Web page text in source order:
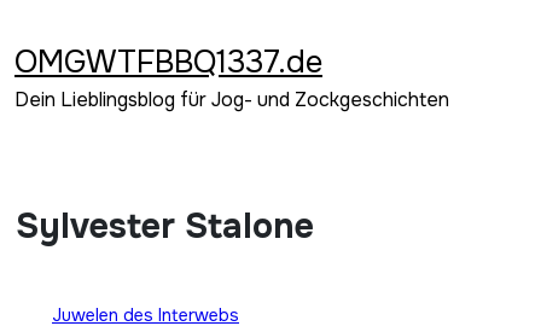
springen
OMGWTFBBQ1337.de
Dein Lieblingsblog für Jog- und Zockgeschichten
Sylvester Stalone
Juwelen des Interwebs